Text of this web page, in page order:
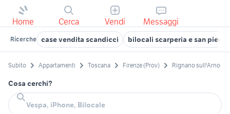
Home Cerca Vendi Messaggi
Ricerche case vendita scandicci bilocali scarperia e san piero
Subito Appartamenti Toscana Firenze (Prov) Rignano sull'Arno
Cosa cerchi?